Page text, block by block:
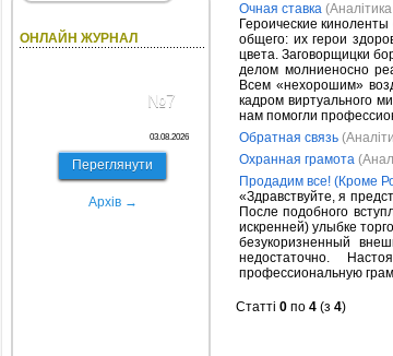
ОНЛАЙН ЖУРНАЛ
№7
03.08.2026
Переглянути
Архів →
Очная ставка
Героические
общего: их герои
цвета. Заговорщицки
делом молниеносно
Всем «нехорошим»
кадром виртуального
нам помогли
Обратная связь
Охранная грамота
Продадим все! (Кроме
«Здравствуйте, я
После подобного
искренней) улыбке
безукоризненный
недостаточно.
профессиональную
Статті 0 по 4 (з 4)